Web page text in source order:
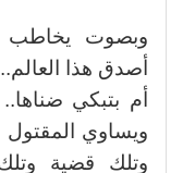
وبصوت يخاطب
أصدق هذا
أم بتبكي
ويساوي المقتول
وتلك قضية